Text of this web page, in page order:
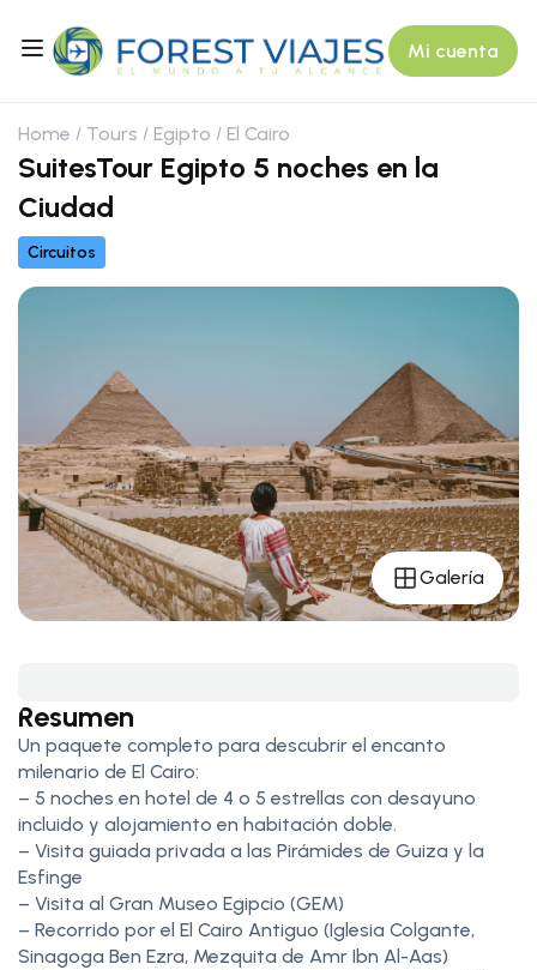
Mi cuenta
Home Tours Egipto El Cairo
SuitesTour Egipto 5 noches en la
Ciudad
Circuitos
Galería
Resumen
Un paquete completo para descubrir el encanto
milenario de El Cairo:
– 5 noches en hotel de 4 o 5 estrellas con desayuno
incluido y alojamiento en habitación doble.
– Visita guiada privada a las Pirámides de Guiza y la
Esfinge
– Visita al Gran Museo Egipcio (GEM)
– Recorrido por el El Cairo Antiguo (Iglesia Colgante,
Sinagoga Ben Ezra, Mezquita de Amr Ibn Al-Aas)